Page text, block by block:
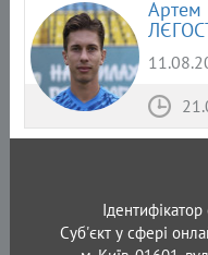
Артем
Суб'єкт у сфері